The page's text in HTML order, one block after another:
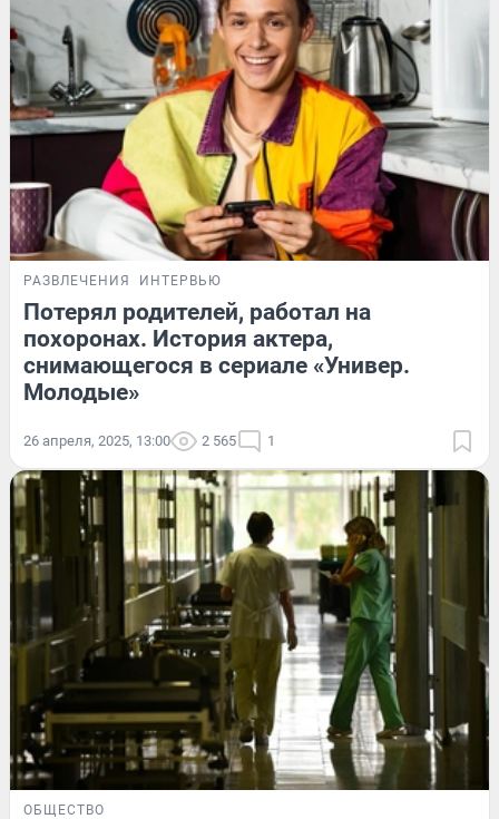
РАЗВЛЕЧЕНИЯ ИНТЕРВЬЮ
Потерял родителей, работал на
похоронах. История актера,
снимающегося в сериале «Универ.
Молодые»
26 апреля, 2025, 13:00 2 565 1
ОБЩЕСТВО